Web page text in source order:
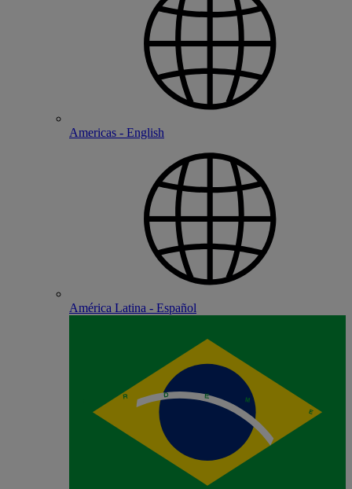
Americas - English
América Latina - Español